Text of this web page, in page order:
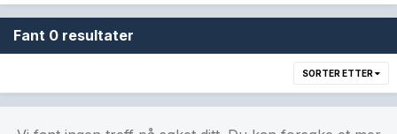
Fant 0 resultater
SORTER ETTER